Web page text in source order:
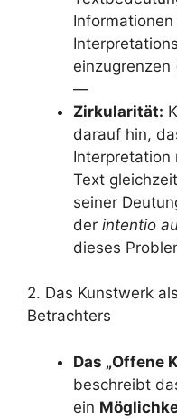
einzugrenzen
—
Zirkularität:
darauf hin,
Interpretation
Text
seiner
der intentio
dieses
2. Das Kunstwerk
Betrachters
Das „Offene
beschreibt
ein